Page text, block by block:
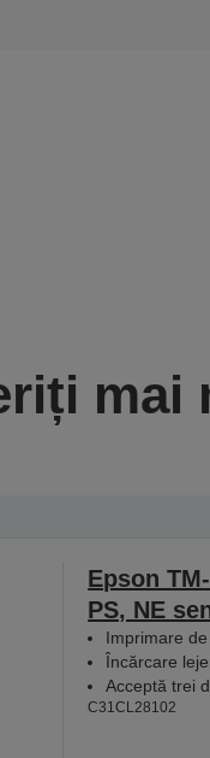
mai
Epson
PS, NE
Imprimare
Încărcare
Acceptă trei
C31CL28102